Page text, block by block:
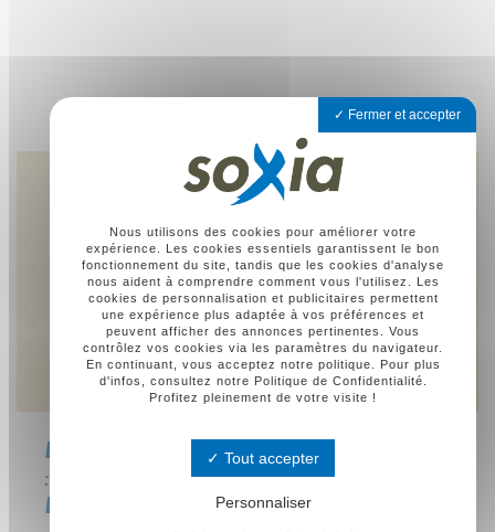
LA PARTICIPATION AUX BÉNÉFICES
: LE CALCUL ET QUELQUES
EXPLICATIONS
Fermer et accepter
Nous utilisons des cookies pour améliorer votre
expérience. Les cookies essentiels garantissent le bon
fonctionnement du site, tandis que les cookies d'analyse
nous aident à comprendre comment vous l'utilisez. Les
cookies de personnalisation et publicitaires permettent
une expérience plus adaptée à vos préférences et
peuvent afficher des annonces pertinentes. Vous
contrôlez vos cookies via les paramètres du navigateur.
En continuant, vous acceptez notre politique. Pour plus
d'infos, consultez notre Politique de Confidentialité.
Profitez pleinement de votre visite !
Tout accepter
Personnaliser